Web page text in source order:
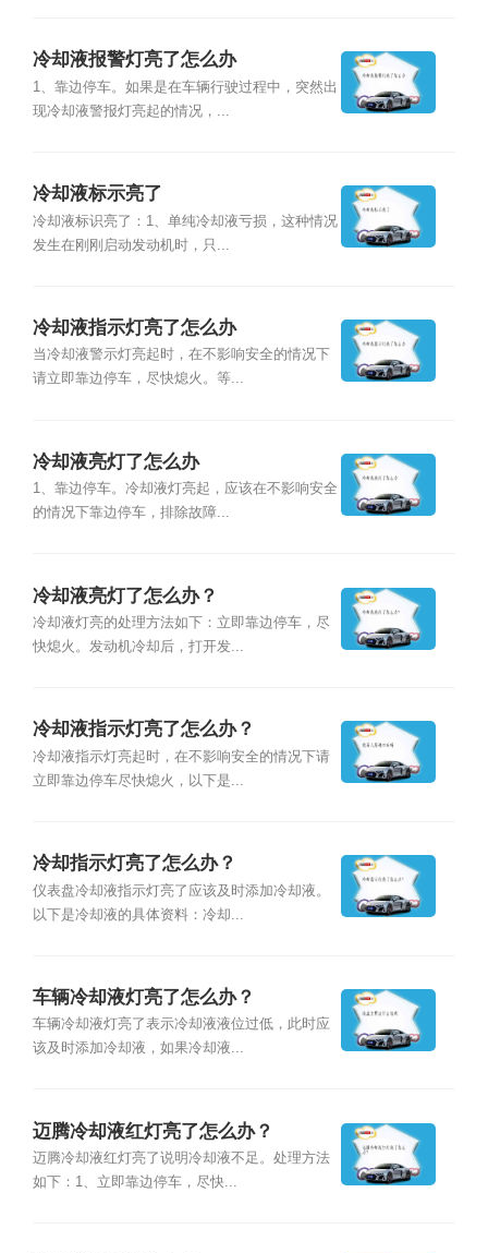
冷却液报警灯亮了怎么办
1、靠边停车。如果是在车辆行驶过程中，突然出
现冷却液警报灯亮起的情况，...
冷却液标示亮了
冷却液标识亮了：1、单纯冷却液亏损，这种情况
发生在刚刚启动发动机时，只...
冷却液指示灯亮了怎么办
当冷却液警示灯亮起时，在不影响安全的情况下
请立即靠边停车，尽快熄火。等...
冷却液亮灯了怎么办
1、靠边停车。冷却液灯亮起，应该在不影响安全
的情况下靠边停车，排除故障...
冷却液亮灯了怎么办？
冷却液灯亮的处理方法如下：立即靠边停车，尽
快熄火。发动机冷却后，打开发...
冷却液指示灯亮了怎么办？
冷却液指示灯亮起时，在不影响安全的情况下请
立即靠边停车尽快熄火，以下是...
冷却指示灯亮了怎么办？
仪表盘冷却液指示灯亮了应该及时添加冷却液。
以下是冷却液的具体资料：冷却...
车辆冷却液灯亮了怎么办？
车辆冷却液灯亮了表示冷却液液位过低，此时应
该及时添加冷却液，如果冷却液...
迈腾冷却液红灯亮了怎么办？
迈腾冷却液红灯亮了说明冷却液不足。处理方法
如下：1、立即靠边停车，尽快...